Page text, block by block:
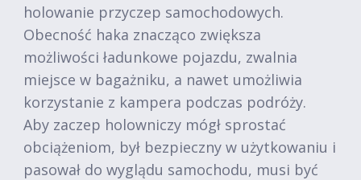
holowanie przyczep samochodowych.
Obecność haka znacząco zwiększa
możliwości ładunkowe pojazdu, zwalnia
miejsce w bagażniku, a nawet umożliwia
korzystanie z kampera podczas podróży.
Aby zaczep holowniczy mógł sprostać
obciążeniom, był bezpieczny w użytkowaniu i
pasował do wyglądu samochodu, musi być